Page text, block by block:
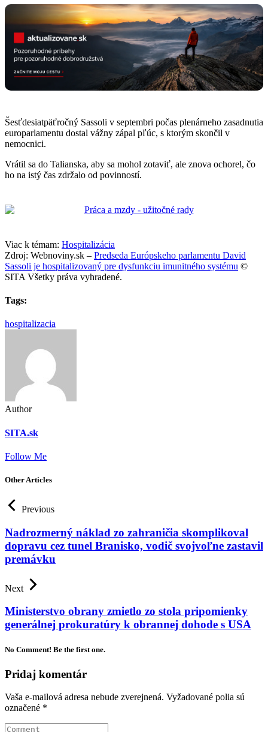
Šesťdesiatpäťročný Sassoli v septembri počas plenárneho zasadnutia
europarlamentu dostal vážny zápal pľúc, s ktorým skončil v
nemocnici.
Vrátil sa do Talianska, aby sa mohol zotaviť, ale znova ochorel, čo
ho na istý čas zdržalo od povinností.
Viac k témam: Hospitalizácia
Zdroj: Webnoviny.sk – Predseda Európskeho parlamentu David
Sassoli je hospitalizovaný pre dysfunkciu imunitného systému ©
SITA Všetky práva vyhradené.
Tags:
hospitalizacia
Author
SITA.sk
Follow Me
Other Articles
Previous
Nadrozmerný náklad zo zahraničia skomplikoval
dopravu cez tunel Branisko, vodič svojvoľne zastavil
premávku
Next
Ministerstvo obrany zmietlo zo stola pripomienky
generálnej prokuratúry k obrannej dohode s USA
No Comment! Be the first one.
Pridaj komentár
Vaša e-mailová adresa nebude zverejnená. Vyžadované polia sú
označené *